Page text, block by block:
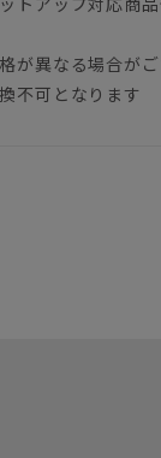
が異なる場合がご
不可となります